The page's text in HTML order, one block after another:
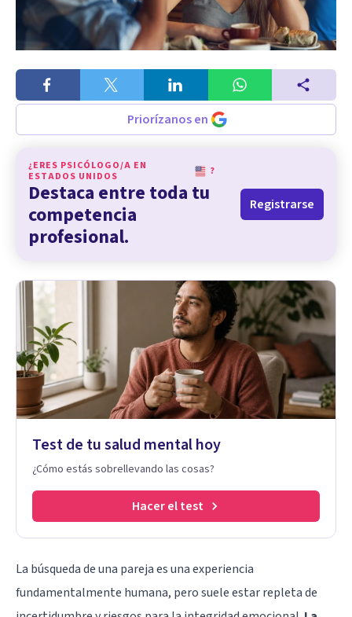
Priorízanos en
¿ERES PSICÓLOGO/A EN
ESTADOS UNIDOS
?
Destaca entre toda tu
competencia
profesional.
Registrarse
Test de tu salud mental hoy
¿Cómo estás sobrellevando las cosas?
Hacer el test
La búsqueda de una pareja es una experiencia
fundamentalmente humana, pero suele estar repleta de